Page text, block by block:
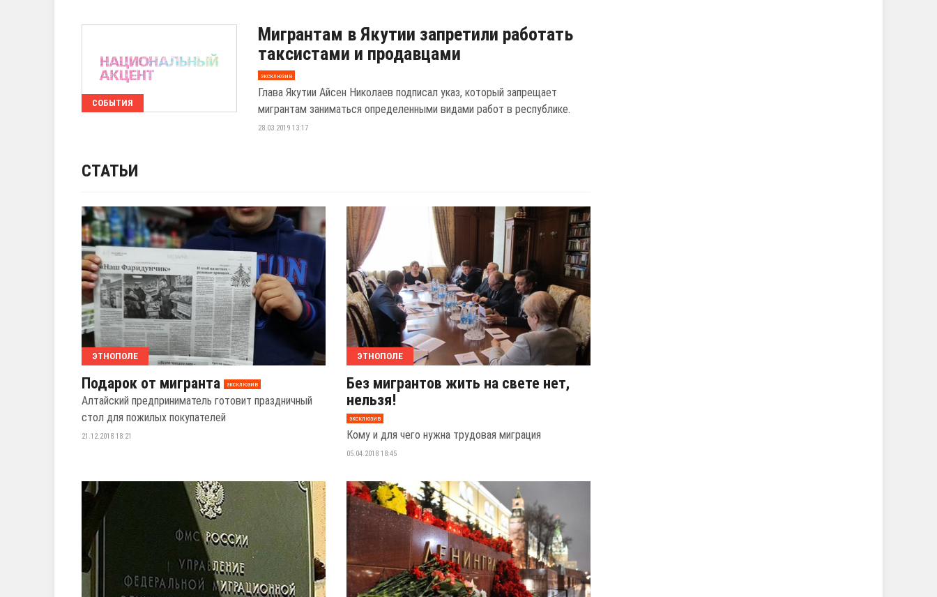
СОБЫТИЯ
Мигрантам в Якутии запретили работать
таксистами и продавцами
эксклюзив
Глава Якутии Айсен Николаев подписал указ, который запрещает
мигрантам заниматься определенными видами работ в республике.
28.03.2019 13:17
СТАТЬИ
ЭТНОПОЛЕ
Подарок от мигранта эксклюзив
Алтайский предприниматель готовит праздничный
стол для пожилых покупателей
21.12.2018 18:21
ЭТНОПОЛЕ
Без мигрантов жить на свете нет,
нельзя!
эксклюзив
Кому и для чего нужна трудовая миграция
05.04.2018 18:45